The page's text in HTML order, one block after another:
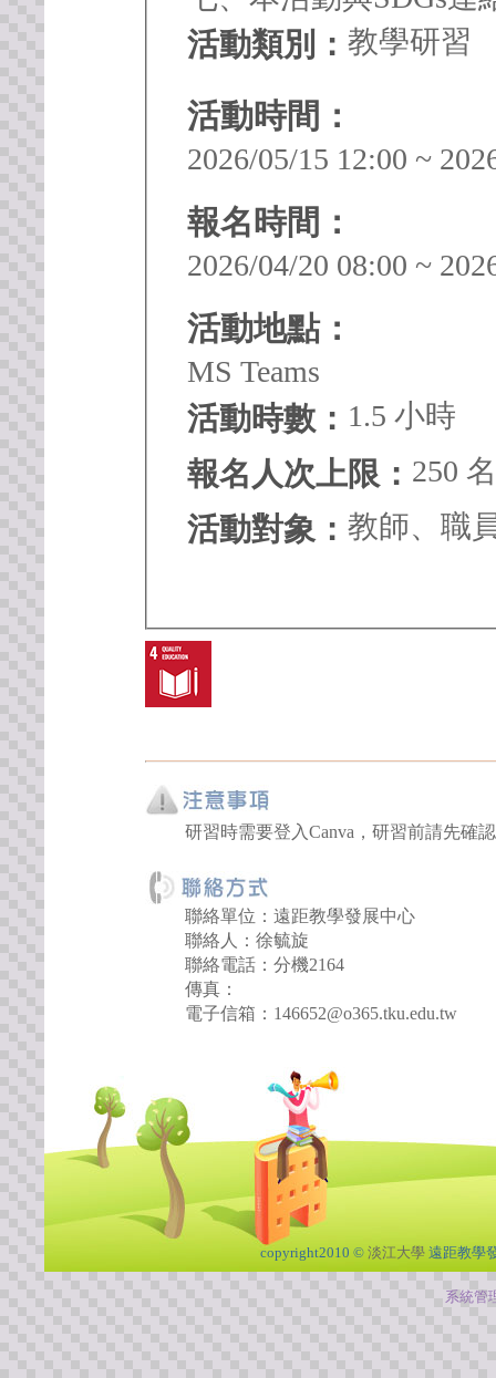
活動類別： 教學研習
活動時間：
2026/05/15 12:00 ~
報名時間：
2026/04/20 08:00 ~
活動地點：
MS Teams
活動時數： 1.5 小時
報名人次上限： 250 名
活動對象： 教師、職
研習時需要登入Canva，研習前請先確
聯絡單位：遠距教學發展中心
聯絡人：徐毓旋
聯絡電話：分機2164
傳真：
電子信箱：146652@o365.tku.edu.tw
copyright2010 © 淡江大學 遠距教學
系統管